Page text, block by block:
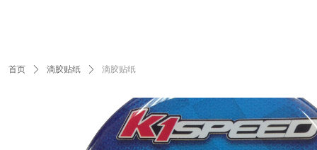
首页 ꄲ 滴胶贴纸 ꄲ 滴胶贴纸